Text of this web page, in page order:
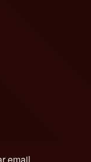
email